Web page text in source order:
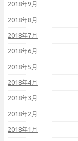
2018年9月
2018年8月
2018年7月
2018年6月
2018年5月
2018年4月
2018年3月
2018年2月
2018年1月